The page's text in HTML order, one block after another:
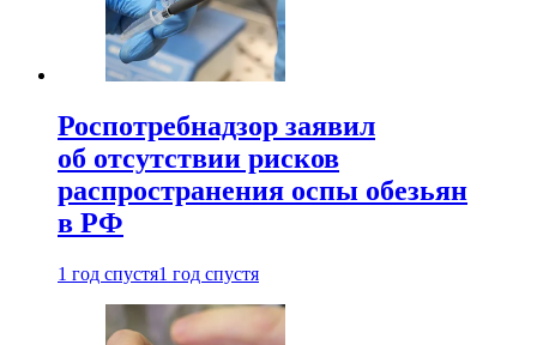
Роспотребнадзор заявил
об отсутствии рисков
распространения оспы обезьян
в РФ
1 год спустя1 год спустя